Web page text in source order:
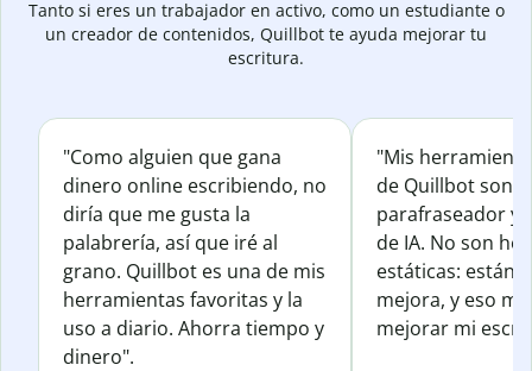
Tanto si eres un trabajador en activo, como un estudiante o
un creador de contenidos, Quillbot te ayuda mejorar tu
escritura.
"Como alguien que gana
dinero online escribiendo, no
diría que me gusta la
palabrería, así que iré al
grano. Quillbot es una de mis
herramientas favoritas y la
uso a diario. Ahorra tiempo y
dinero".
"Mis
de Quillbot son el
parafraseador y
de IA. No son
estáticas: están
mejora, y eso
mejorar mi